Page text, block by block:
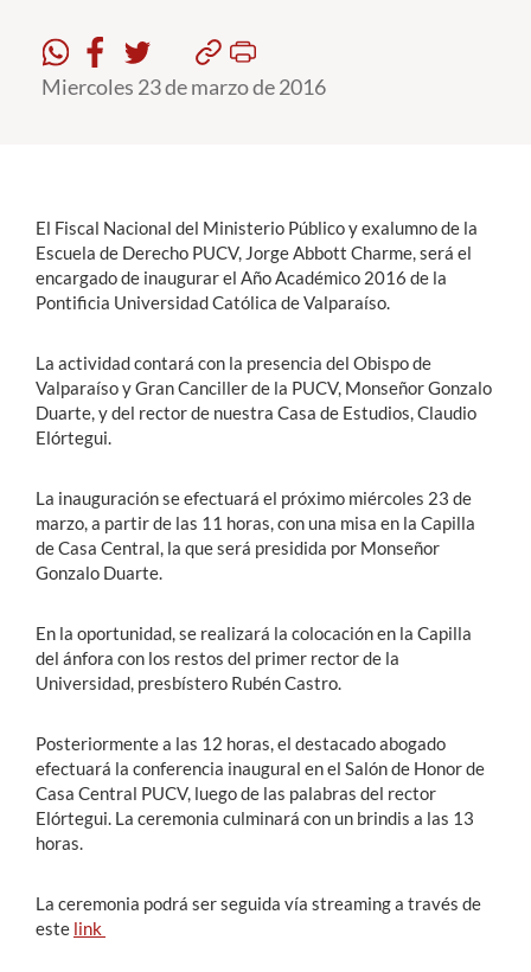
Formación Continua
Alumni
Miercoles 23 de marzo de 2016
El Fiscal Nacional del Ministerio Público y exalumno de la
Escuela de Derecho PUCV, Jorge Abbott Charme, será el
encargado de inaugurar el Año Académico 2016 de la
Pontificia Universidad Católica de Valparaíso.
La actividad contará con la presencia del Obispo de
Valparaíso y Gran Canciller de la PUCV, Monseñor Gonzalo
Duarte, y del rector de nuestra Casa de Estudios, Claudio
Elórtegui.
La inauguración se efectuará el próximo miércoles 23 de
marzo, a partir de las 11 horas, con una misa en la Capilla
de Casa Central, la que será presidida por Monseñor
Gonzalo Duarte.
En la oportunidad, se realizará la colocación en la Capilla
del ánfora con los restos del primer rector de la
Universidad, presbístero Rubén Castro.
Posteriormente a las 12 horas, el destacado abogado
efectuará la conferencia inaugural en el Salón de Honor de
Casa Central PUCV, luego de las palabras del rector
Elórtegui. La ceremonia culminará con un brindis a las 13
horas.
La ceremonia podrá ser seguida vía streaming a través de
este link